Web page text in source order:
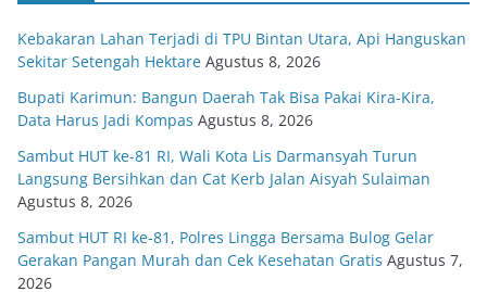
Kebakaran Lahan Terjadi di TPU Bintan Utara, Api Hanguskan
Sekitar Setengah Hektare Agustus 8, 2026
Bupati Karimun: Bangun Daerah Tak Bisa Pakai Kira-Kira,
Data Harus Jadi Kompas Agustus 8, 2026
Sambut HUT ke-81 RI, Wali Kota Lis Darmansyah Turun
Langsung Bersihkan dan Cat Kerb Jalan Aisyah Sulaiman
Agustus 8, 2026
Sambut HUT RI ke-81, Polres Lingga Bersama Bulog Gelar
Gerakan Pangan Murah dan Cek Kesehatan Gratis Agustus 7,
2026